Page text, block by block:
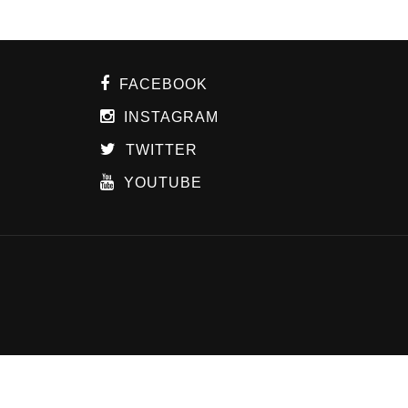
FACEBOOK
INSTAGRAM
TWITTER
YOUTUBE